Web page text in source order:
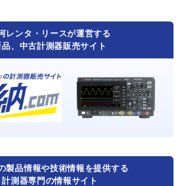
レンタ・リースが運営する
品、中古計測器販売サイト
製品情報や技術情報を提供する
計測器専門の情報サイト